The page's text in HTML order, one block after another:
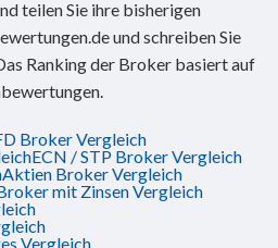
teilen Sie ihre bisherigen
und schreiben Sie
Ranking der Broker basiert auf
Broker Vergleich
ECN / STP Broker Vergleich
Aktien Broker Vergleich
mit Zinsen Vergleich
Vergleich